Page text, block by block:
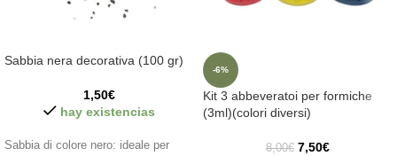
Sabbia nera decorativa (100 gr)
1,50€
hay existencias
Sabbia di colore nero: ideale per
-6%
Kit 3 abbeveratoi per formiche
(3ml)(colori diversi)
8,00€ 7,50€